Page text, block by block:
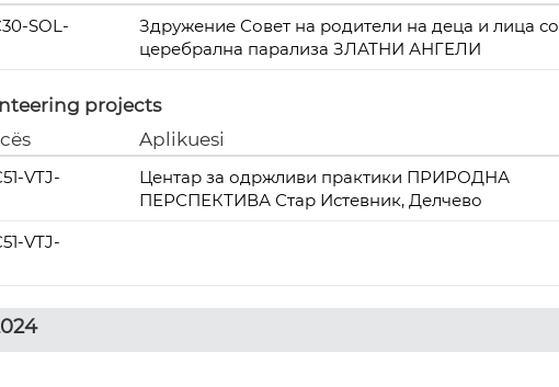
SOL-
Здружение Совет на родители на деца и лица со
церебрална парализа ЗЛАТНИ АНГЕЛИ
projects
Aplikuesi
VTJ-
Центар за одржливи практики ПРИРОДНА
ПЕРСПЕКТИВА Стар Истевник, Делчево
VTJ-